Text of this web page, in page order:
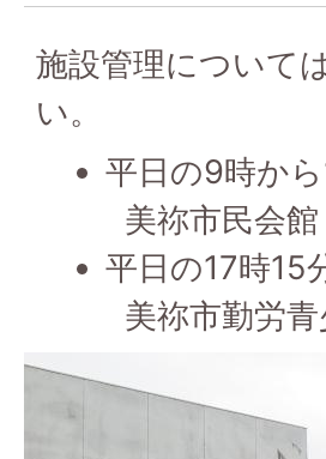
施設管理について
い。
平日の9時か
美祢市民会
平日の17時15
美祢市勤労